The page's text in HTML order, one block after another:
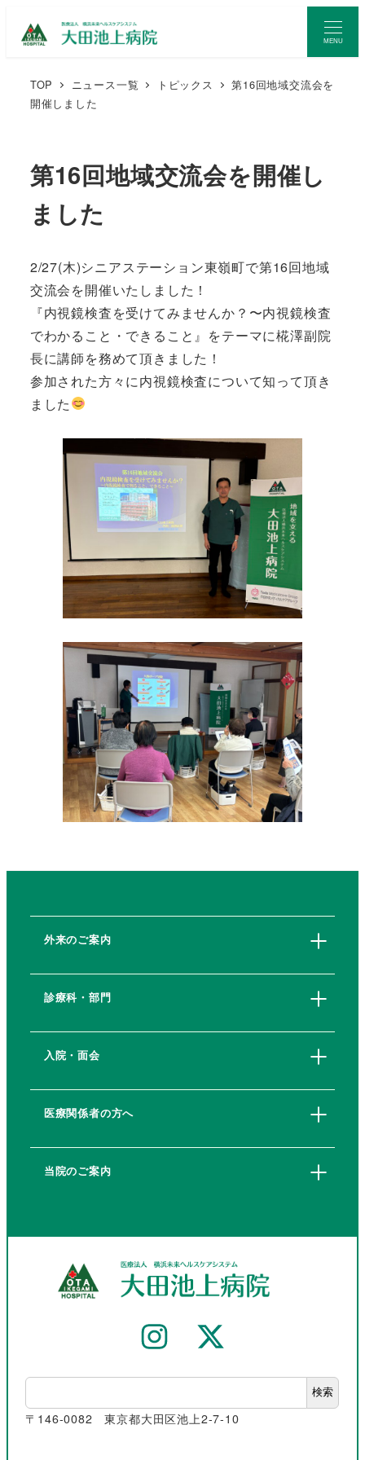
MENU
TOP ニュース一覧 トピックス
第16回地域交流会を
開催しました
第16回地域交流会を開催し
ました
2/27(木)シニアステーション東嶺町で第16回地域
交流会を開催いたしました！
『内視鏡検査を受けてみませんか？〜内視鏡検査
でわかること・できること』をテーマに椛澤副院
長に講師を務めて頂きました！
参加された方々に内視鏡検査について知って頂き
ました
外来のご案内
診療科・部門
入院・面会
医療関係者の方へ
当院のご案内
検索
〒146-0082 東京都大田区池上2-7-10